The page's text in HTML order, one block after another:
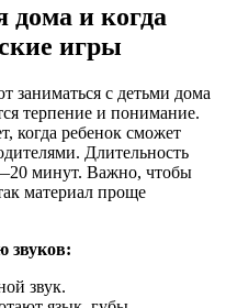
и когда
игры
заниматься с детьми дома
терпение и понимание.
когда ребенок сможет
Длительность
минут. Важно, чтобы
материал проще
звуков:
звук.